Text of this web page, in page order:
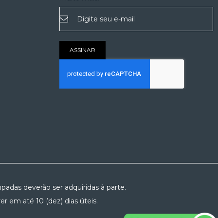
se
Newsletter:
ASSINAR
deverão ser adquiridas à parte.
em até 10 (dez) dias úteis.